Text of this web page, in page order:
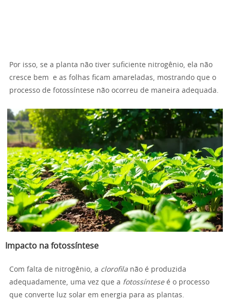
Por isso, se a planta não tiver suficiente nitrogênio, ela não
cresce bem e as folhas ficam amareladas, mostrando que o
processo de fotossíntese não ocorreu de maneira adequada.
Impacto na fotossíntese
Com falta de nitrogênio, a clorofila não é produzida
adequadamente, uma vez que a fotossínteseé o processo
que converte luz solar em energia para as plantas.